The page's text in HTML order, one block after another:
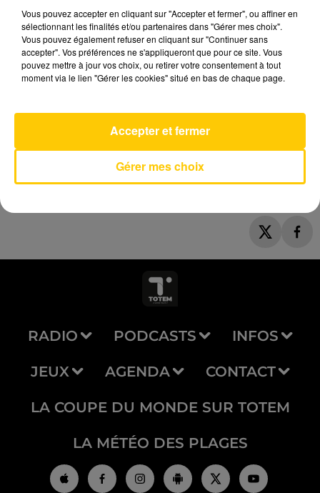
Tatoo
LOREEN
RADIO PODCASTS INFOS
JEUX AGENDA CONTACT
LA COUPE DU MONDE SUR TOTEM
LA MÉTÉO DES PLAGES
Vous pouvez accepter en cliquant sur "Accepter et fermer", ou affiner en
sélectionnant les finalités et/ou partenaires dans "Gérer mes choix".
Vous pouvez également refuser en cliquant sur "Continuer sans
accepter". Vos préférences ne s'appliqueront que pour ce site. Vous
pouvez mettre à jour vos choix, ou retirer votre consentement à tout
moment via le lien "Gérer les cookies" situé en bas de chaque page.
Gérer mes choix
Accepter et fermer